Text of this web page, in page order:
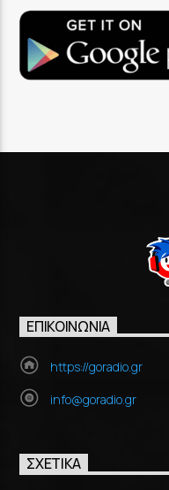
ΕΠΙΚΟΙΝΩΝΊΑ
https://goradio.gr
info@goradio.gr
ΣΧΕΤΙΚΆ